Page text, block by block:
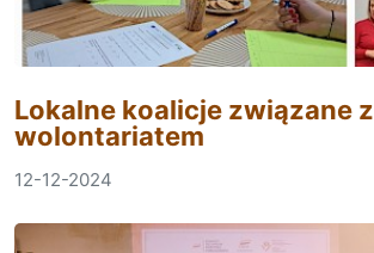
Lokalne koalicje związane z
wolontariatem
12-12-2024